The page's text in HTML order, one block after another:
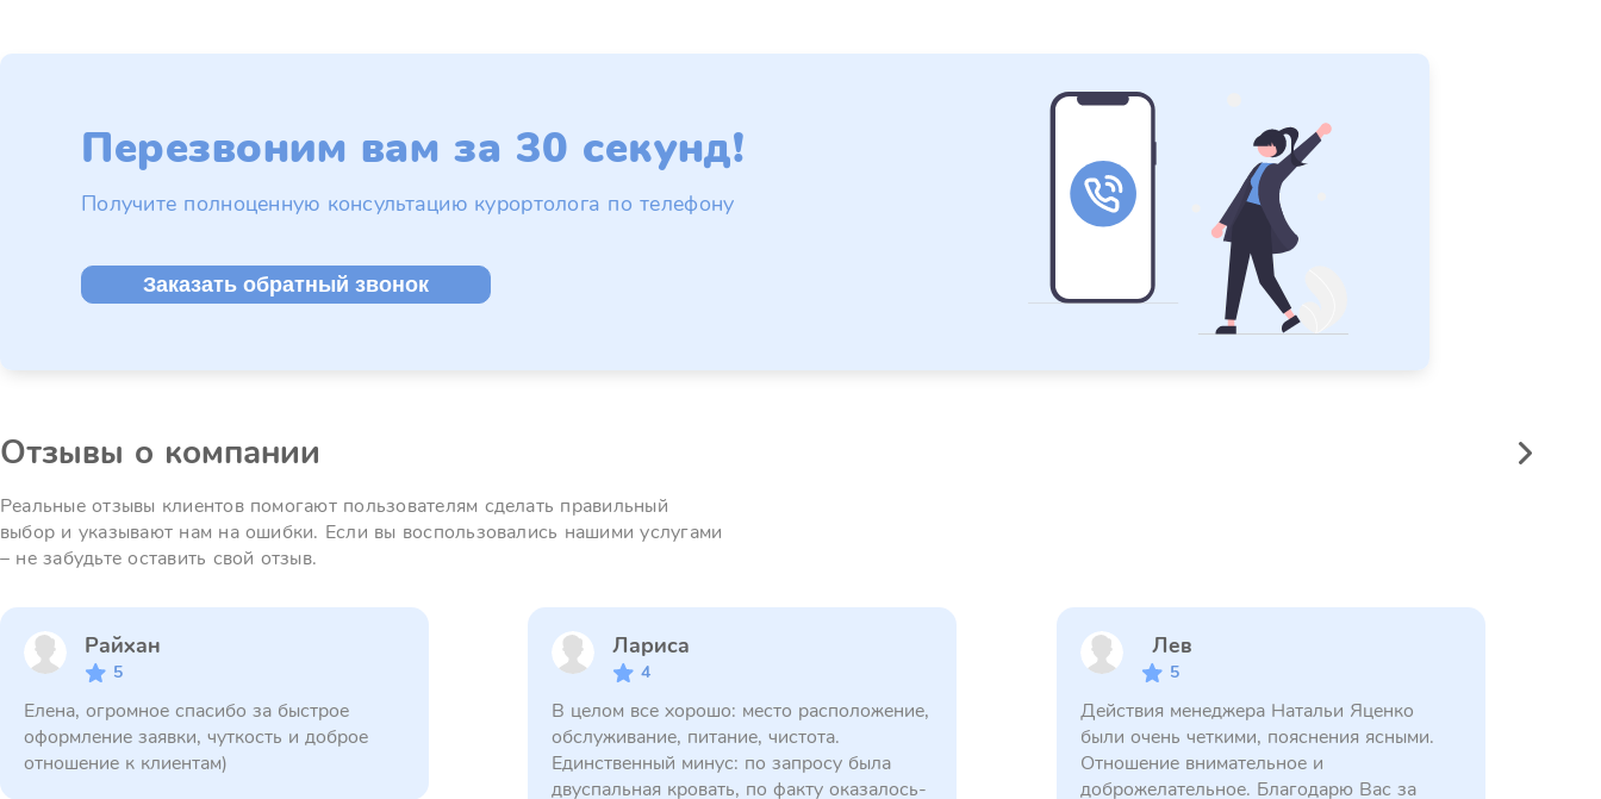
Перезвоним вам за 30 секунд!
Получите полноценную консультацию курортолога по телефону
Заказать обратный звонок
Отзывы о компании
Реальные отзывы клиентов помогают пользователям сделать правильный
выбор и указывают нам на ошибки. Если вы воспользовались нашими услугами
– не забудьте оставить свой отзыв.
Райхан
5
Елена, огромное спасибо за быстрое
оформление заявки, чуткость и доброе
отношение к клиентам)
Лариса
4
В целом все хорошо: место расположение,
обслуживание, питание, чистота.
Единственный минус: по запросу была
двуспальная кровать, по факту оказалось-
Лев
5
Действия менеджера Натальи Яценко
были очень четкими, пояснения ясными.
Отношение внимательное и
доброжелательное. Благодарю Вас за